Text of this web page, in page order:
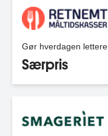
Gør hverdagen lettere
Særpris